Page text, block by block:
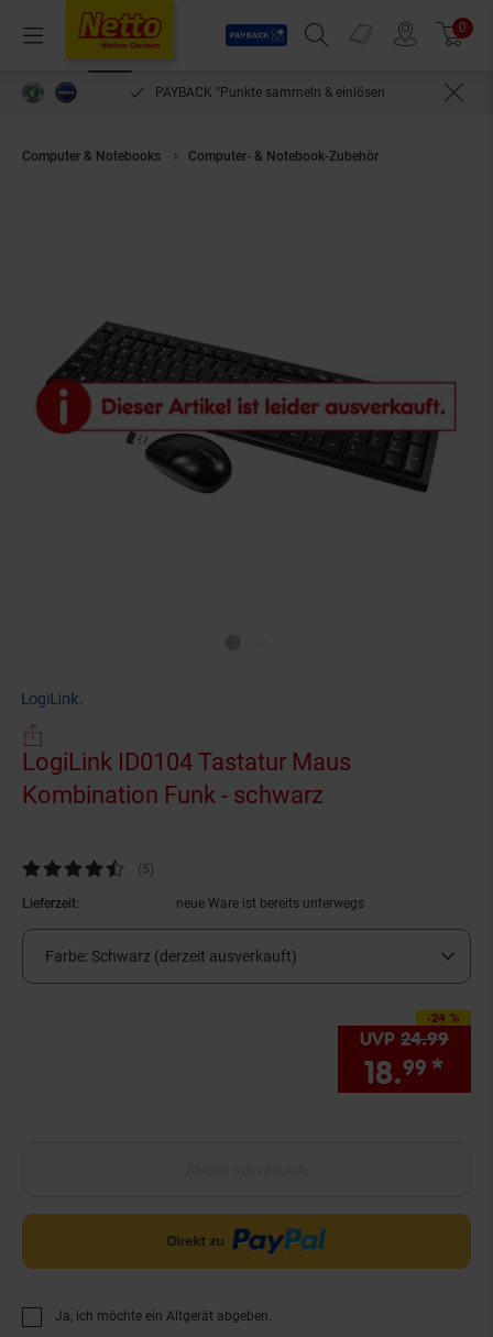
Menü
Payback
Suchfeld einblenden
Prospekte 0
PAYBACK °Punkte sammeln & einlösen
Computer & Notebooks Computer- & Notebook-Zubehör
LogiLink ID0104 Tastatur Maus
Kombination Funk - schwarz
Kundenbewertung: 4,4 von 5 Sternen
(5Kundenbewertungen
)
Lieferzeit: neue Ware ist bereits unterwegs
Farbe: Schwarz (derzeit ausverkauft)
-24 %
Sie Sparen 24
UVP 24.99
18.99 *
Ja, ich möchte ein Altgerät abgeben.